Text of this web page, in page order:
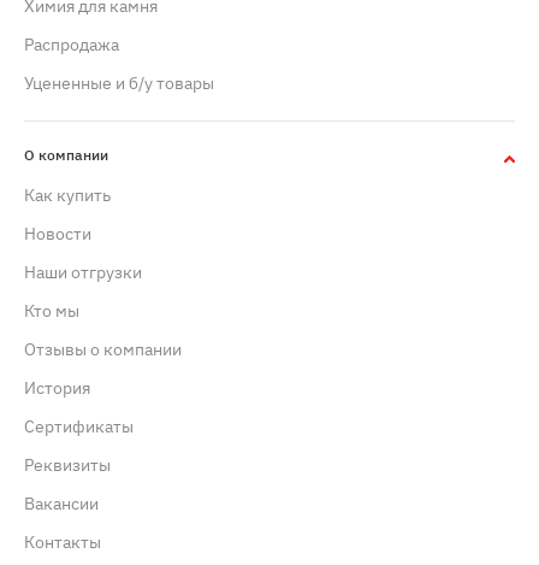
Химия для камня
Распродажа
Уцененные и б/у товары
О компании
Как купить
Новости
Наши отгрузки
Кто мы
Отзывы о компании
История
Сертификаты
Реквизиты
Вакансии
Контакты